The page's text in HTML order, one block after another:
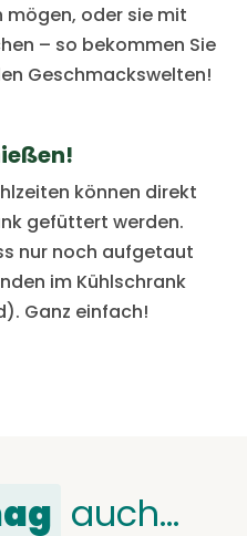
mögen, oder sie mit
– so bekommen Sie
Geschmackswelten!
können direkt
gefüttert werden.
nur noch aufgetaut
im Kühlschrank
Ganz einfach!
auch…